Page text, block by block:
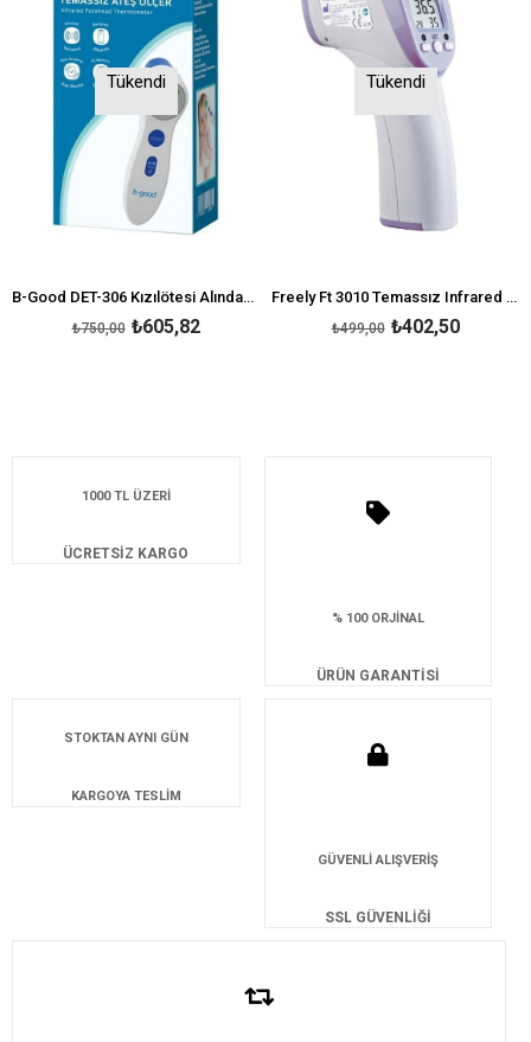
Tükendi
B-Good DET-306 Kızılötesi Alından Ateş Ölçer
₺605,82
₺750,00
Tükendi
Freely Ft 3010 Temassız Infrared Ateş Ölçer
₺402,50
₺499,00
1000 TL ÜZERİ
ÜCRETSİZ KARGO
% 100 ORJİNAL
ÜRÜN GARANTİSİ
STOKTAN AYNI GÜN
KARGOYA TESLİM
GÜVENLİ ALIŞVERİŞ
SSL GÜVENLİĞİ